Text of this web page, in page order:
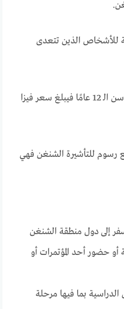
للأشخاص الذين تتعدى
أما بالنسبة الأشخاص الذين هم دون سن الـ 12 عامًا فيبلغ سعر فيزا
رسوم للتأشيرة الشنغن فهي
إلى دول منطقة الشنغن
أو حضور أحد المؤتمرات أو
الدراسية بما فيها مرحلة